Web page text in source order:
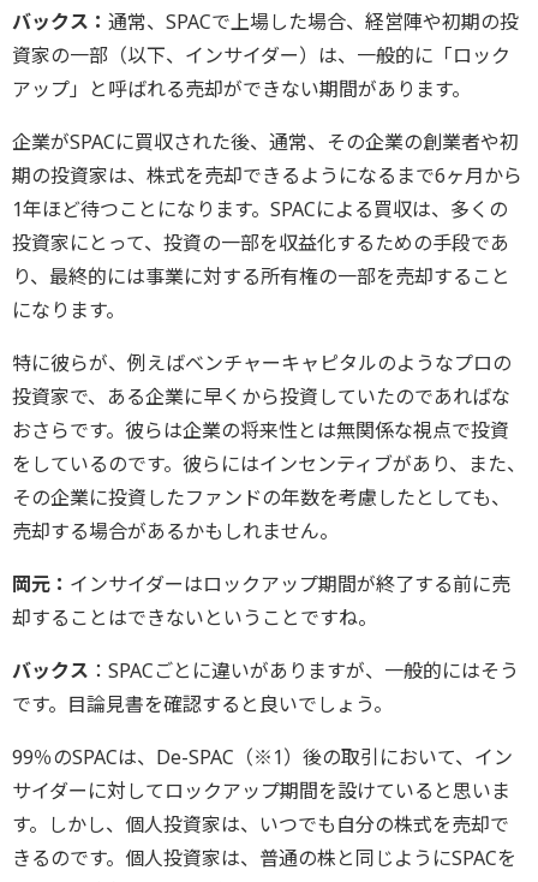
バックス： 通常、SPACで上場した場合、経営陣や初期の投
資家の一部（以下、インサイダー）は、一般的に「ロック
アップ」と呼ばれる売却ができない期間があります。
企業がSPACに買収された後、通常、その企業の創業者や初
期の投資家は、株式を売却できるようになるまで6ヶ月から
1年ほど待つことになります。SPACによる買収は、多くの
投資家にとって、投資の一部を収益化するための手段であ
り、最終的には事業に対する所有権の一部を売却すること
になります。
特に彼らが、例えばベンチャーキャピタルのようなプロの
投資家で、ある企業に早くから投資していたのであればな
おさらです。彼らは企業の将来性とは無関係な視点で投資
をしているのです。彼らにはインセンティブがあり、また、
その企業に投資したファンドの年数を考慮したとしても、
売却する場合があるかもしれません。
岡元： インサイダーはロックアップ期間が終了する前に売
却することはできないということですね。
バックス ：SPACごとに違いがありますが、一般的にはそう
です。目論見書を確認すると良いでしょう。
99％のSPACは、De-SPAC（※1）後の取引において、イン
サイダーに対してロックアップ期間を設けていると思いま
す。しかし、個人投資家は、いつでも自分の株式を売却で
きるのです。個人投資家は、普通の株と同じようにSPACを